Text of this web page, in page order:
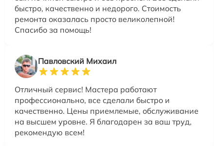
быстро, качественно и недорого. Стоимость
ремонта оказалась просто великолепной!
Спасибо за помощь!
Павловский Михаил
Отличный сервис! Мастера работают
профессионально, все сделали быстро и
качественно. Цены приемлемые, обслуживание
на высшем уровне. Я благодарен за ваш труд,
рекомендую всем!